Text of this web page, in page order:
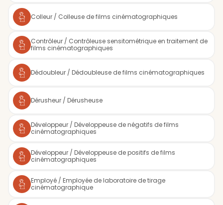
Colleur / Colleuse de films cinématographiques
Contrôleur / Contrôleuse sensitométrique en traitement de
films cinématographiques
Dédoubleur / Dédoubleuse de films cinématographiques
Dérusheur / Dérusheuse
Développeur / Développeuse de négatifs de films
cinématographiques
Développeur / Développeuse de positifs de films
cinématographiques
Employé / Employée de laboratoire de tirage
cinématographique